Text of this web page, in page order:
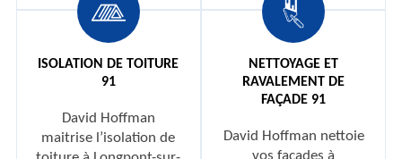
ISOLATION DE TOITURE
91
David Hoffman
maitrise l’isolation de
NETTOYAGE ET
RAVALEMENT DE
FAÇADE 91
David Hoffman nettoie
vos façades à